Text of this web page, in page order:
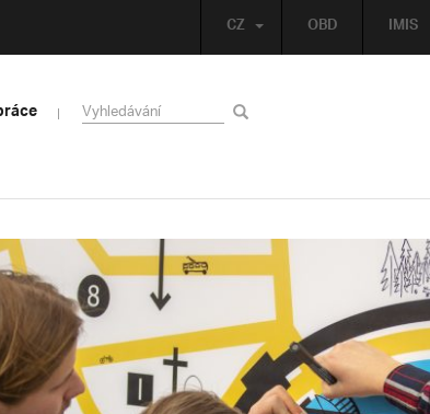
OBD IMIS
CZ